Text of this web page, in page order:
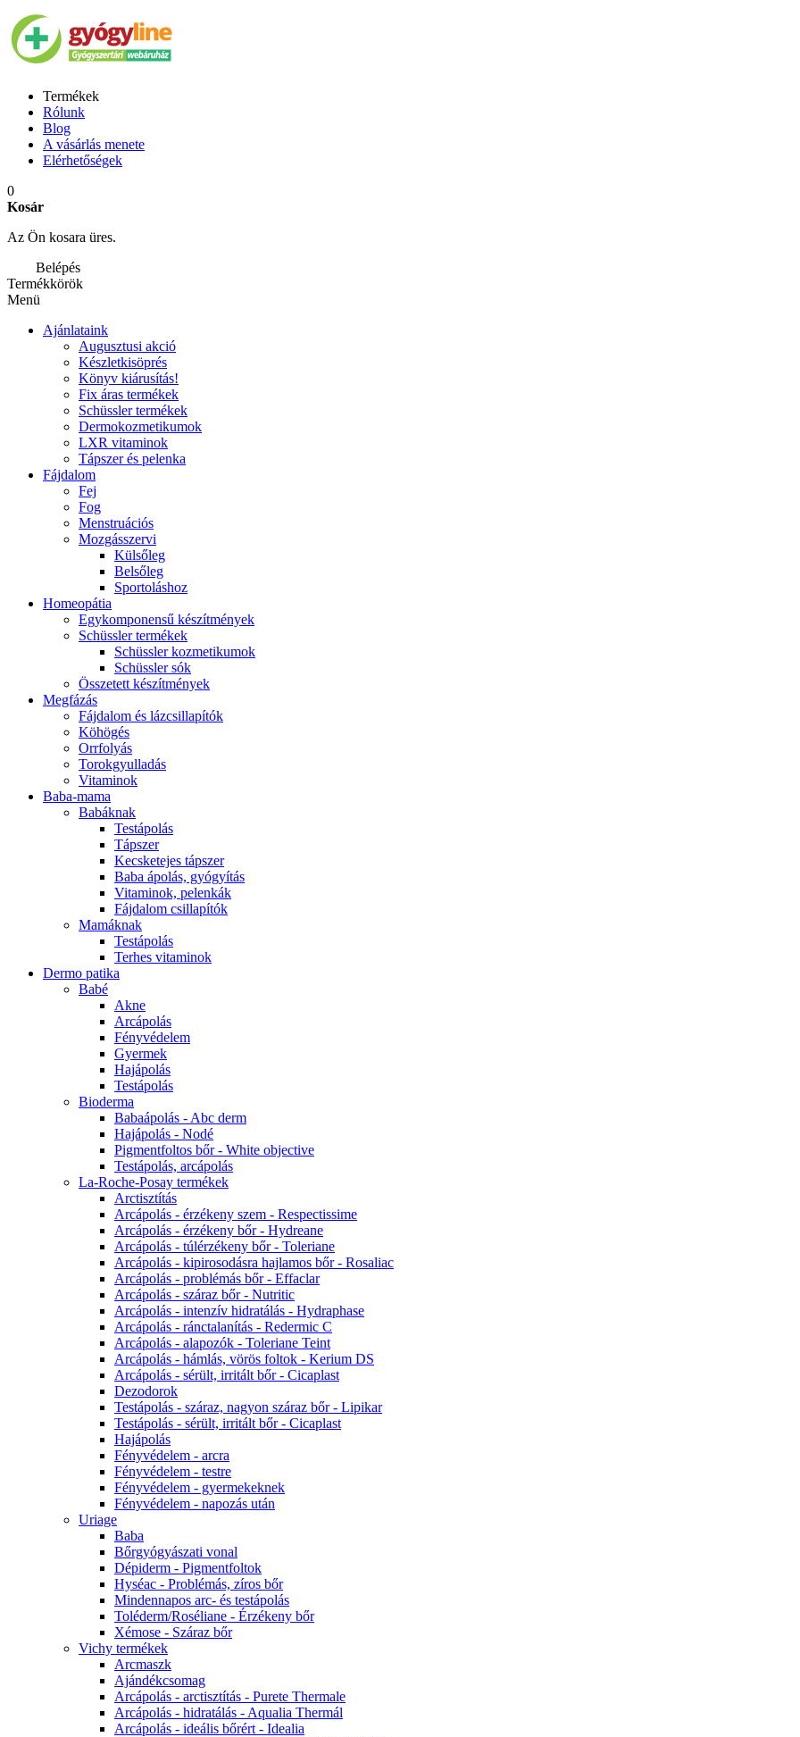
Termékek
Rólunk
Blog
A vásárlás menete
Elérhetőségek
0
Kosár
Az Ön kosara üres.
Belépés
Termékkörök
Menü
Ajánlataink
Augusztusi akció
Készletkisöprés
Könyv kiárusítás!
Fix áras termékek
Schüssler termékek
Dermokozmetikumok
LXR vitaminok
Tápszer és pelenka
Fájdalom
Fej
Fog
Menstruációs
Mozgásszervi
Külsőleg
Belsőleg
Sportoláshoz
Homeopátia
Egykomponensű készítmények
Schüssler termékek
Schüssler kozmetikumok
Schüssler sók
Összetett készítmények
Megfázás
Fájdalom és lázcsillapítók
Köhögés
Orrfolyás
Torokgyulladás
Vitaminok
Baba-mama
Babáknak
Testápolás
Tápszer
Kecsketejes tápszer
Baba ápolás, gyógyítás
Vitaminok, pelenkák
Fájdalom csillapítók
Mamáknak
Testápolás
Terhes vitaminok
Dermo patika
Babé
Akne
Arcápolás
Fényvédelem
Gyermek
Hajápolás
Testápolás
Bioderma
Babaápolás - Abc derm
Hajápolás - Nodé
Pigmentfoltos bőr - White objective
Testápolás, arcápolás
La-Roche-Posay termékek
Arctisztítás
Arcápolás - érzékeny szem - Respectissime
Arcápolás - érzékeny bőr - Hydreane
Arcápolás - túlérzékeny bőr - Toleriane
Arcápolás - kipirosodásra hajlamos bőr - Rosaliac
Arcápolás - problémás bőr - Effaclar
Arcápolás - száraz bőr - Nutritic
Arcápolás - intenzív hidratálás - Hydraphase
Arcápolás - ránctalanítás - Redermic C
Arcápolás - alapozók - Toleriane Teint
Arcápolás - hámlás, vörös foltok - Kerium DS
Arcápolás - sérült, irritált bőr - Cicaplast
Dezodorok
Testápolás - száraz, nagyon száraz bőr - Lipikar
Testápolás - sérült, irritált bőr - Cicaplast
Hajápolás
Fényvédelem - arcra
Fényvédelem - testre
Fényvédelem - gyermekeknek
Fényvédelem - napozás után
Uriage
Baba
Bőrgyógyászati vonal
Dépiderm - Pigmentfoltok
Hyséac - Problémás, zíros bőr
Mindennapos arc- és testápolás
Toléderm/Roséliane - Érzékeny bőr
Xémose - Száraz bőr
Vichy termékek
Arcmaszk
Ajándékcsomag
Arcápolás - arctisztítás - Purete Thermale
Arcápolás - hidratálás - Aqualia Thermál
Arcápolás - ideális bőrért - Idealia